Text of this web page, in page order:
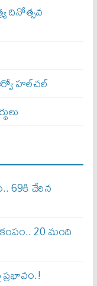
దినోత్సవ
హల్‌చల్‌
69కి చేరిన
20 మంది